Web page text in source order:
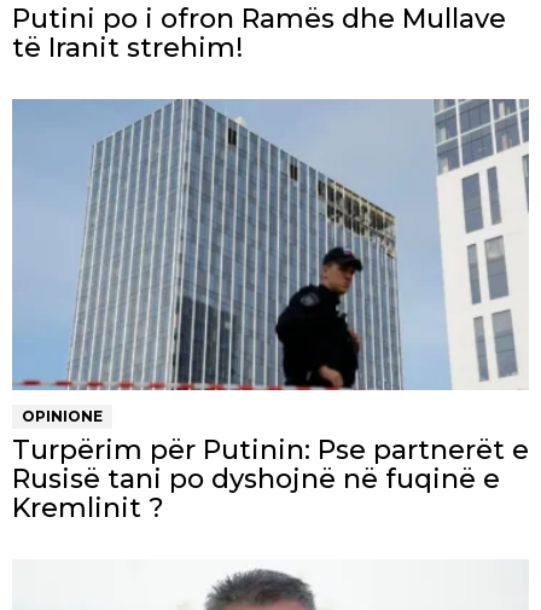
Putini po i ofron Ramës dhe Mullave
të Iranit strehim!
OPINIONE
Turpërim për Putinin: Pse partnerët e
Rusisë tani po dyshojnë në fuqinë e
Kremlinit ?